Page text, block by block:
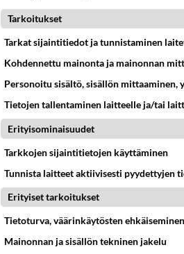
Onko muilla kokemuksia
15.10.2015 20:37
Tarkoitukset
Tarkat sijaintitiedot ja tunnistaminen
Kohdennettu mainonta ja mainonnan
Personoitu sisältö, sisällön
Tietojen tallentaminen laitteelle ja/tai
Erityisominaisuudet
Tarkkojen sijaintitietojen käyttäminen
Tunnista laitteet aktiivisesti pyydettyjen
Erityiset tarkoitukset
Tietoturva, väärinkäytösten
Mainonnan ja sisällön tekninen jakelu